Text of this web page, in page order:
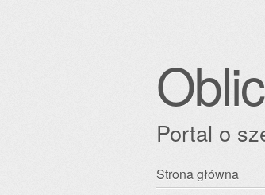
Portal o
Przejdź
Strona główna